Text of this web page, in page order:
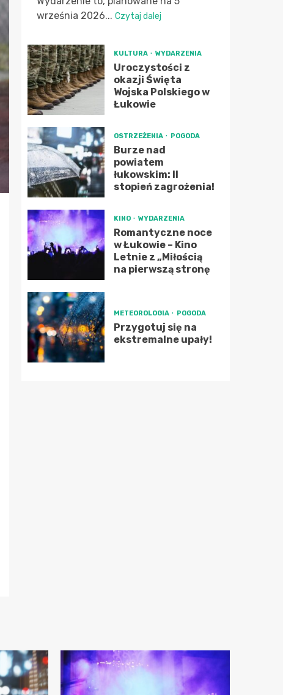
września 2026... Czytaj dalej
KULTURA WYDARZENIA
Uroczystości z
okazji Święta
Wojska Polskiego w
Łukowie
OSTRZEŻENIA POGODA
Burze nad
powiatem
łukowskim: II
stopień zagrożenia!
KINO WYDARZENIA
Romantyczne noce
w Łukowie – Kino
Letnie z „Miłością
na pierwszą stronę
METEOROLOGIA POGODA
Przygotuj się na
ekstremalne upały!